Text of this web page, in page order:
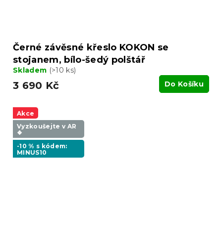
Černé závěsné křeslo KOKON se
stojanem, bílo-šedý polštář
Skladem (>10 ks)
3 690 Kč Do Košíku
Akce
Vyzkoušejte v AR
❖
-10 % s kódem:
MINUS10